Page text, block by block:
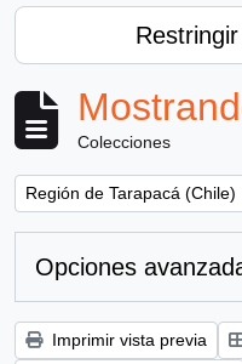
Colecciones
Remove filter:
Región de Tarapacá (Chile)
Opciones
Imprimir vista previa